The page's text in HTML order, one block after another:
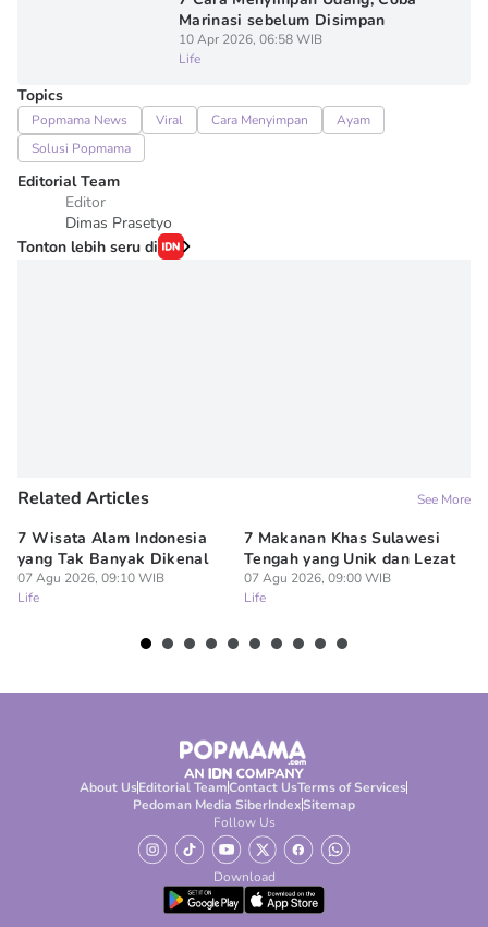
Marinasi sebelum Disimpan
10 Apr 2026, 06:58 WIB
Life
Topics
Popmama News Viral Cara Menyimpan
Ayam
Solusi Popmama
Editorial Team
Editor
Dimas Prasetyo
Tonton lebih seru di
Related Articles See More
7 Wisata Alam Indonesia
yang Tak Banyak Dikenal
07 Agu 2026, 09:10 WIB
Life
7 Makanan Khas Sulawesi
Tengah yang Unik dan Lezat
07 Agu 2026, 09:00 WIB
Life
About UsEditorial TeamContact UsTerms of Services
Pedoman Media SiberIndexSitemap
Follow Us
Download